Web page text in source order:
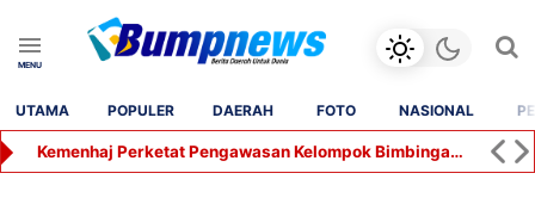
UTAMA POPULER DAERAH FOTO NASIONAL
Kemenhaj Perketat Pengawasan Kelompok Bimbingan Ibadah Haji dan Umrah di Aceh